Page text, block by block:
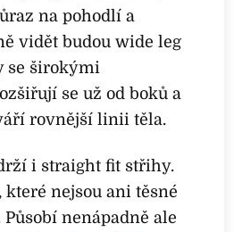
na pohodlí a
vidět budou wide leg
se širokými
se už od boků a
rovnější linii těla.
i straight fit střihy.
které nejsou ani těsné
nenápadně ale